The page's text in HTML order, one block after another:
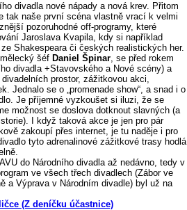
divadla nové nápady a nová krev. Přitom
tak naše první scéna vlastně vrací k velmi
pozoruhodné off-programy, které
Jaroslava Kvapila, kdy si například
Shakespeara či českých realistických her.
šéf Daniel Špinar, se před rokem
divadla +Stavovského a Nové scény) a
prostor, zážitkovou akci,
Jednalo se o „promenade show“, a snad i o
Je příjemné vyzkoušet si iluzi, že se
možnost se doslova dotknout slavných (a
I když taková akce je jen pro pár
zakoupí přes internet, je tu naděje i pro
tyto adrenalinové zážitkové trasy hodlá
do Národního divadla až nedávno, tedy v
ve všech třech divadlech (Zábor ve
a Výprava v Národním divadle) byl už na
(Z deníčku účastnice)